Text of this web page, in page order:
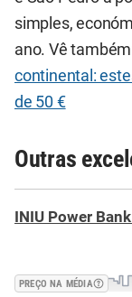
simples,
ano. Vê
continental:
de 50 €
Outras
INIU Power
PREÇO NA MÉDIA